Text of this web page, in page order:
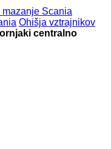
Scania
Ohišja vztrajnikov
centralno